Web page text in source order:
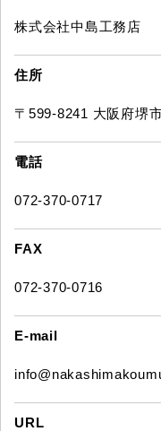
株式会社中島工務店
住所
〒599-8241 大阪府堺
電話
072-370-0717
FAX
072-370-0716
E-mail
URL